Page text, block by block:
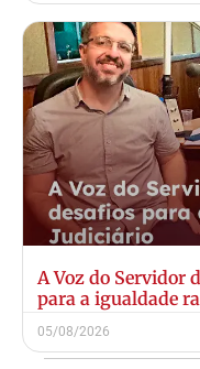
A Voz do Servidor
para a igualdade
05/08/2026